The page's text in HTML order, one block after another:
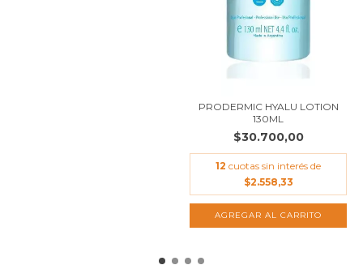
PRODERMIC HYALU LOTION
130ML
$30.700,00
12 cuotas sin interés de
$2.558,33